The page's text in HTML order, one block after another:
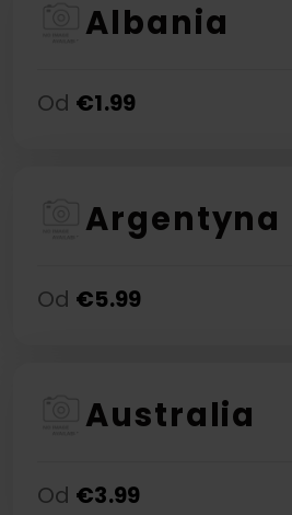
Albania
Od €1.99
Argentyna
Od €5.99
Australia
Od €3.99